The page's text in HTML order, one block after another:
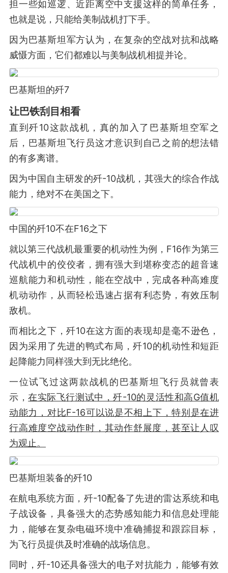
担一些如巡逻、近距离空中支援这样的简单任务，
也就是说，只能给美制战机打下手。
因为巴基斯坦军方认为，在复杂的空战对抗和战略
威慑方面，它们都难以与美制战机相提并论。
巴基斯坦的歼7
让巴铁刮目相看
直到歼10这款战机，真的加入了巴基斯坦空军之
后，巴基斯坦飞行员这才意识到自己之前的想法错
的有多离谱。
因为中国自主研发的歼-10战机，其强大的综合作战
能力，绝对不在美国之下。
中国的歼10不在F16之下
就以第三代战机最重要的机动性为例，F16作为第三
代战机中的佼佼者，拥有强大到堪称变态的超音速
巡航能力和机动性，能在空战中，完成各种高难度
机动动作，从而轻松迅速占据有利态势，有效压制
敌机。
而相比之下，歼10在这方面的表现却是毫不逊色，
因为采用了先进的鸭式布局，歼10的机动性和短距
起降能力同样强大到无比绝伦。
一位试飞过这两款战机的巴基斯坦飞行员就曾表
示，在实际飞行测试中，歼-10的灵活性和高G值机
动能力，对比F-16可以说是不相上下，特别是在进
行高难度空战动作时，其动作舒展度， 甚至让人叹
为观止。
巴基斯坦装备的歼10
在航电系统方面，歼-10配备了先进的雷达系统和电
子战设备，具备强大的态势感知能力和信息处理能
力，能够在复杂电磁环境中准确捕捉和跟踪目标，
为飞行员提供及时准确的战场信息。
同时，歼-10还具备强大的电子对抗能力，能够有效